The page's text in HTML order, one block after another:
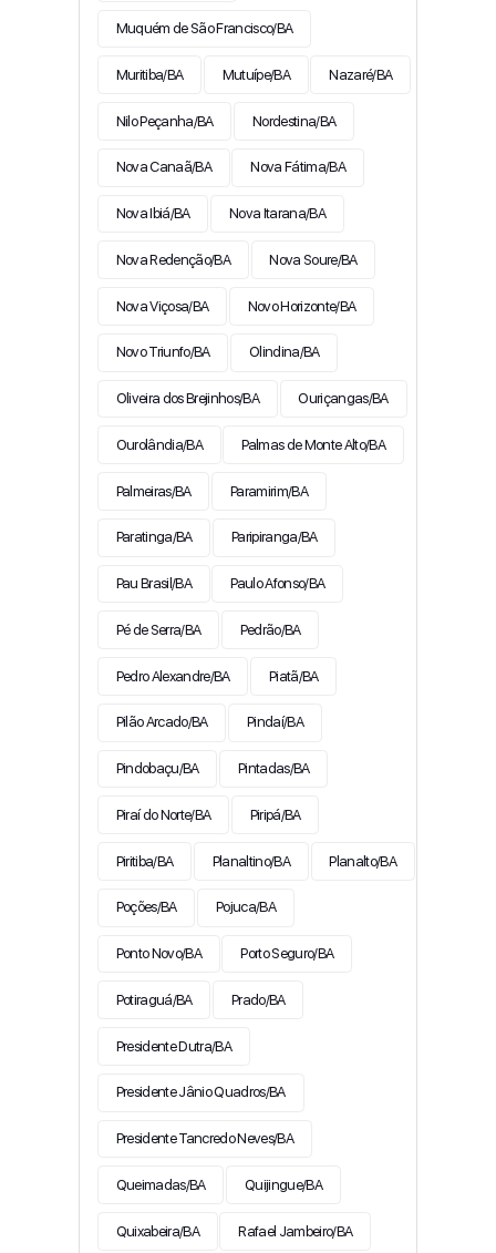
Muquém de São Francisco/BA
Muritiba/BA Mutuípe/BA Nazaré/BA
Nilo Peçanha/BA Nordestina/BA
Nova Canaã/BA Nova Fátima/BA
Nova Ibiá/BA Nova Itarana/BA
Nova Redenção/BA Nova Soure/BA
Nova Viçosa/BA Novo Horizonte/BA
Novo Triunfo/BA Olindina/BA
Oliveira dos Brejinhos/BA Ouriçangas/BA
Ourolândia/BA Palmas de Monte Alto/BA
Palmeiras/BA Paramirim/BA
Paratinga/BA Paripiranga/BA
Pau Brasil/BA Paulo Afonso/BA
Pé de Serra/BA Pedrão/BA
Pedro Alexandre/BA Piatã/BA
Pilão Arcado/BA Pindaí/BA
Pindobaçu/BA Pintadas/BA
Piraí do Norte/BA Piripá/BA
Piritiba/BA Planaltino/BA Planalto/BA
Poções/BA Pojuca/BA
Ponto Novo/BA Porto Seguro/BA
Potiraguá/BA Prado/BA
Presidente Dutra/BA
Presidente Jânio Quadros/BA
Presidente Tancredo Neves/BA
Queimadas/BA Quijingue/BA
Quixabeira/BA Rafael Jambeiro/BA